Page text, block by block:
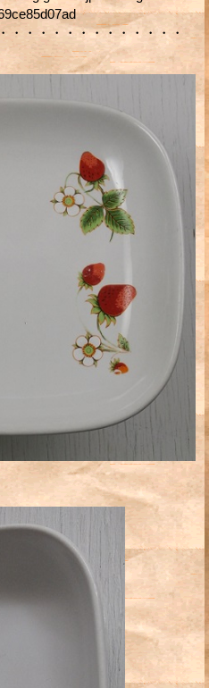
・・・・・・・・・・・・・